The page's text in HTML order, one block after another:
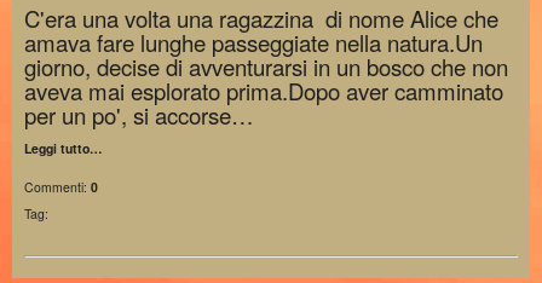
C'era una volta una ragazzina di nome Alice che
amava fare lunghe passeggiate nella natura.Un
giorno, decise di avventurarsi in un bosco che non
aveva mai esplorato prima.Dopo aver camminato
per un po', si accorse…
Leggi tutto…
Commenti: 0
Tag: